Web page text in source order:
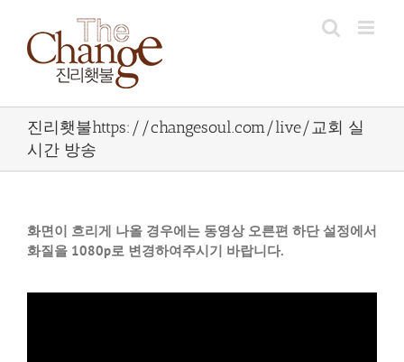
content
진리횃불https://changesoul.com/live/교회 실
시간 방송
화면이 흐리게 나올 경우에는 동영상 오른편 하단 설정에서
화질을 1080p로 변경하여주시기 바랍니다.